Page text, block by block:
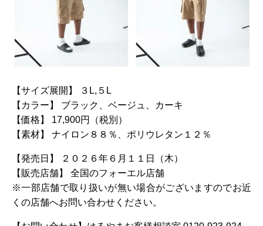
【サイズ展開】 ３L,５L
【カラー】 ブラック、ベージュ、カーキ
【価格】 17,900円（税別）
【素材】 ナイロン８８％、ポリウレタン１２％
【発売日】 ２０２６年６月１１日（木）
【販売店舗】 全国のフォーエル店舗
※一部店舗で取り扱いが無い場合がございますのでお近
くの店舗へお問い合わせください。